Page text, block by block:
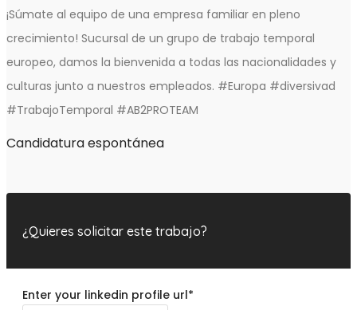
¡Súmate al equipo de una empresa familiar en pleno
crecimiento! Sucursal de un grupo de trabajo temporal
europeo, damos la bienvenida a todas las nacionalidades y
culturas junto a nuestros empleados. #Europa #diversivad
#TrabajoTemporal #AB2PROTEAM
Candidatura espontánea
¿Quieres solicitar este trabajo?
Enter your linkedin profile url*